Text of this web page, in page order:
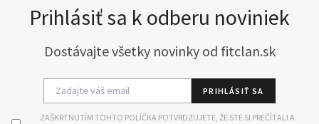
Prihlásiť sa k odberu noviniek
Dostávajte všetky novinky od fitclan.sk
PRIHLÁSIŤ SA
ZAŠKRTNUTÍM TOHTO POLÍČKA POTVRDZUJETE, ŽE STE SI PREČÍTALI A